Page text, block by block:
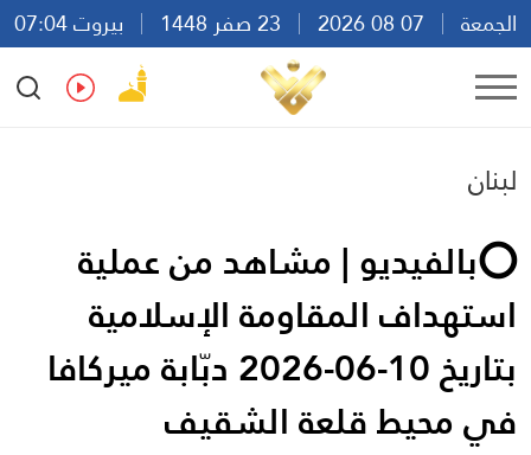
الجمعة
بيروت 07:04
Ar
En Fr Es
لبنان
⭕️بالفيديو | مشاهد من عملية
استهداف المقاومة الإسلامية
بتاريخ 10-06-2026 دبّابة ميركافا
في محيط قلعة الشقيف